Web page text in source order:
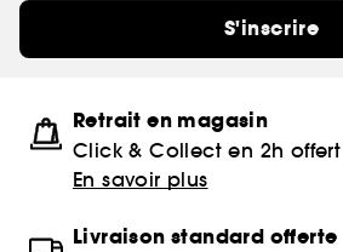
S'inscrire
Retrait en magasin
Click & Collect en 2h offert
En savoir plus
Livraison standard offerte